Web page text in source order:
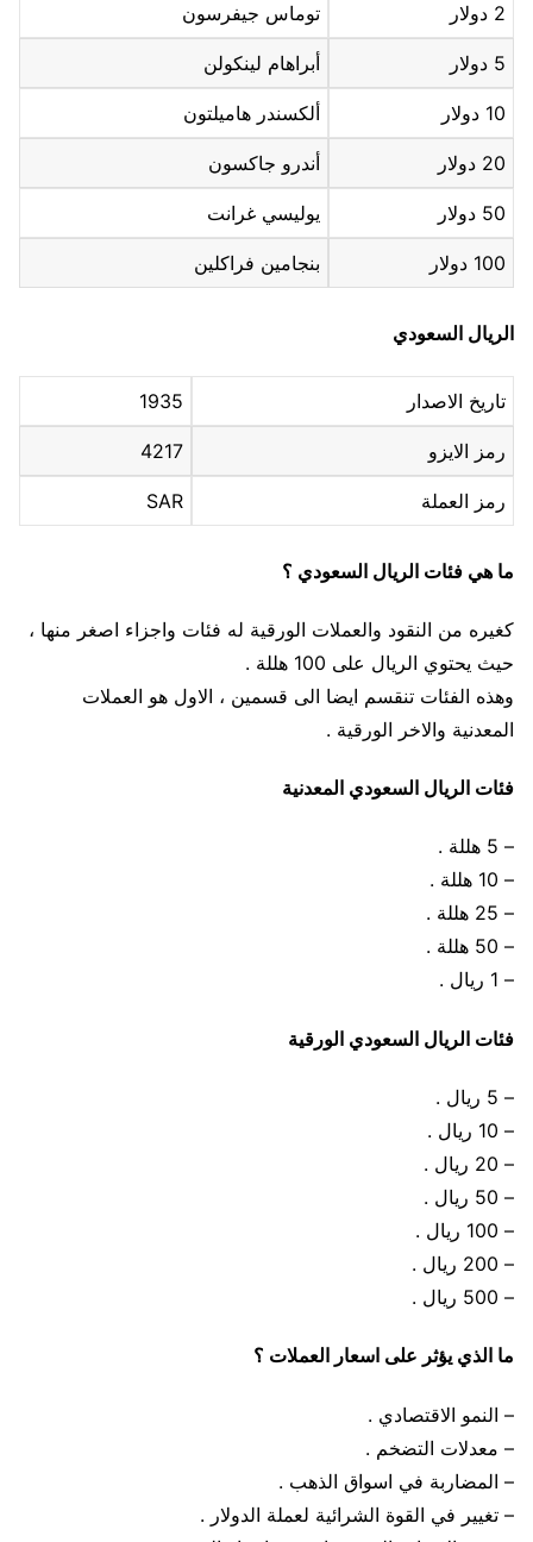
2 دولار توماس جيفرسون
5 دولار أبراهام لينكولن
10 دولار ألكسندر هاميلتون
20 دولار أندرو جاكسون
50 دولار يوليسي غرانت
100 دولار بنجامين فراكلين
الريال السعودي
تاريخ الاصدار 1935
رمز الايزو 4217
رمز العملة SAR
ما هي فئات الريال السعودي ؟
كغيره من النقود والعملات الورقية له فئات واجزاء اصغر منها ،
حيث يحتوي الريال على 100 هللة .
وهذه الفئات تنقسم ايضا الى قسمين ، الاول هو العملات
المعدنية والاخر الورقية .
فئات الريال السعودي المعدنية
– 5 هللة .
– 10 هللة .
– 25 هللة .
– 50 هللة .
– 1 ريال .
فئات الريال السعودي الورقية
– 5 ريال .
– 10 ريال .
– 20 ريال .
– 50 ريال .
– 100 ريال .
– 200 ريال .
– 500 ريال .
ما الذي يؤثر على اسعار العملات ؟
– النمو الاقتصادي .
– معدلات التضخم .
– المضاربة في اسواق الذهب .
– تغيير في القوة الشرائية لعملة الدولار .